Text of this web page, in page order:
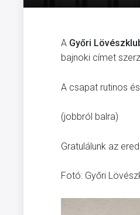
A Győri
bajnoki címet
A csapat rutinos
(jobbról balra)
Gratulálunk az
Fotó: Győri